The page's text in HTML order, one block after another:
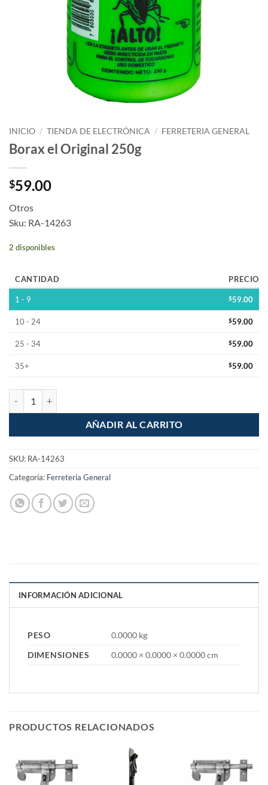
INICIO / TIENDA DE ELECTRÓNICA / FERRETERIA GENERAL
Borax el Original 250g
$59.00
Otros
Sku: RA-14263
2 disponibles
CANTIDAD PRECIO
1 - 9 $59.00
10 - 24 $59.00
25 - 34 $59.00
35+ $59.00
AÑADIR AL CARRITO
SKU: RA-14263
Categoría: Ferreteria General
INFORMACIÓN ADICIONAL
PESO
0.0000 kg
DIMENSIONES
0.0000 × 0.0000 × 0.0000 cm
PRODUCTOS RELACIONADOS